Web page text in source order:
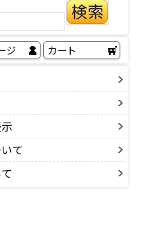
ジ カート
て